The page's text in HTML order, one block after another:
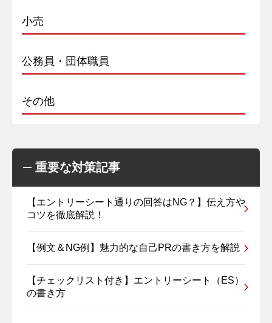
小売
公務員・団体職員
その他
重要な対策記事
【エントリーシート通りの回答はNG？】伝え方や
コツを徹底解説！
【例文＆NG例】魅力的な自己PRの書き方を解説
【チェックリスト付き】エントリーシート（ES）
の書き方